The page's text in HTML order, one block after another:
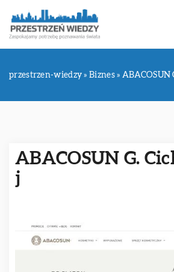
przestrzen-wiedzy »Biznes» ABACOSUN
ABACOSUN G.
j